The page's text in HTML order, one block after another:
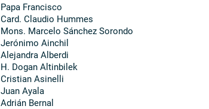
Papa Francisco
Card. Claudio Hummes
Mons. Marcelo Sánchez Sorondo
Jerónimo Ainchil
Alejandra Alberdi
H. Dogan Altinbilek
Cristian Asinelli
Juan Ayala
Adrián Bernal